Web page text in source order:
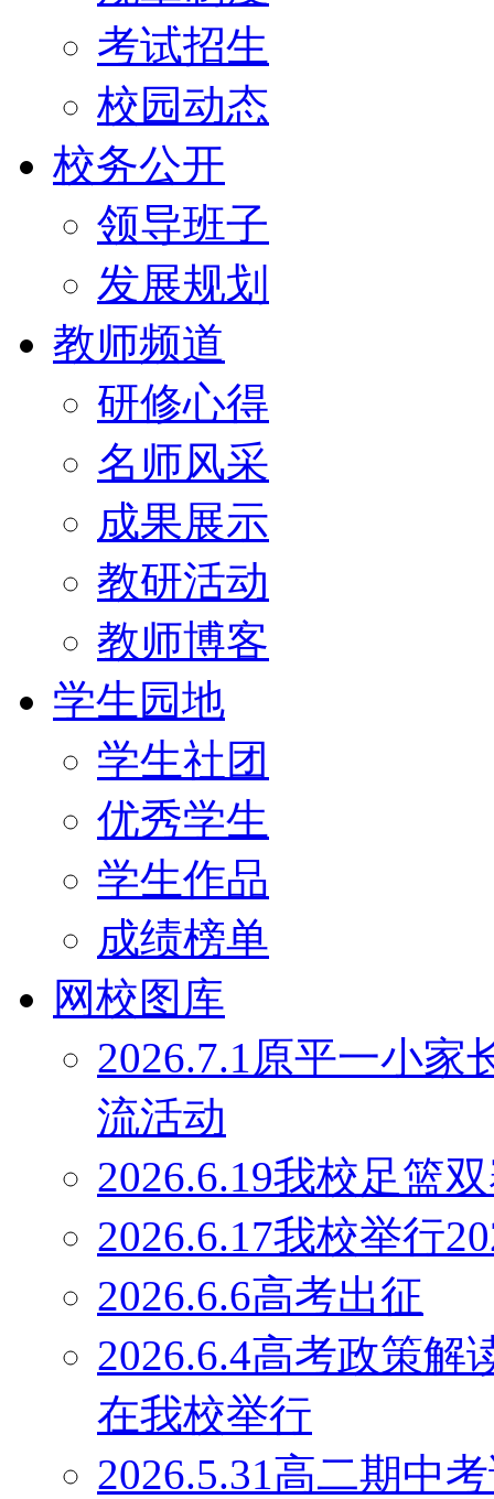
考试招生
校园动态
校务公开
领导班子
发展规划
教师频道
研修心得
名师风采
成果展示
教研活动
教师博客
学生园地
学生社团
优秀学生
学生作品
成绩榜单
网校图库
2026.7.1原平一小家
流活动
2026.6.19我校足篮
2026.6.17我校举行
2026.6.6高考出征
2026.6.4高考政策解
在我校举行
2026.5.31高二期中